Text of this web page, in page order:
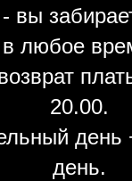
вы
любое
20.00.
день
день.